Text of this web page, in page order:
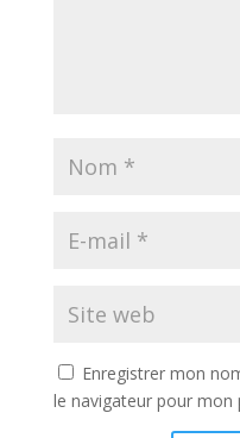
Enregistrer mon
le navigateur pour mon